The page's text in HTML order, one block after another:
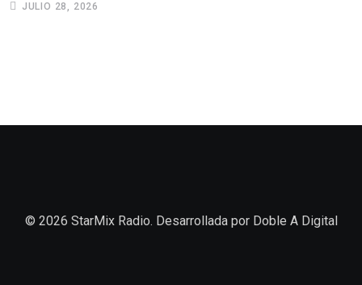
JULIO 28, 2026
© 2026 StarMix Radio. Desarrollada por Doble A Digital